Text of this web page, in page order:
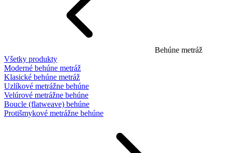
Behúne metráž
Všetky produkty
Moderné behúne metráž
Klasické behúne metráž
Uzlíkové metrážne behúne
Velúrové metrážne behúne
Boucle (flatweave) behúne
Protišmykové metrážne behúne